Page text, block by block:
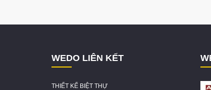
WEDO LIÊN KẾT
THIẾT KẾ BIỆT THỰ